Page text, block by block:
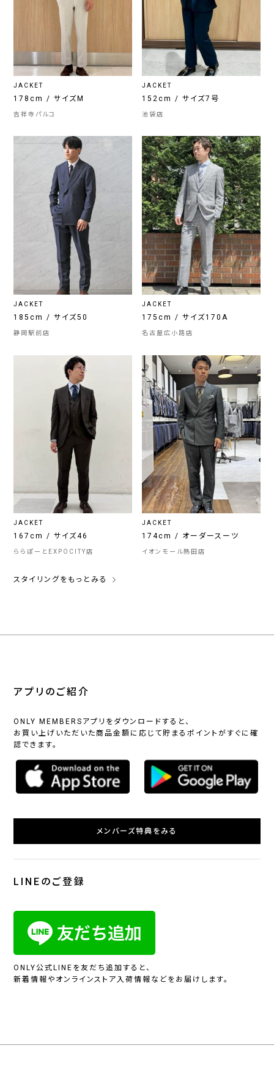
JACKET
178cm / サイズM
吉祥寺パルコ
JACKET
152cm / サイズ7号
池袋店
JACKET
185cm / サイズ50
静岡駅前店
JACKET
175cm / サイズ170A
名古屋広小路店
JACKET
167cm / サイズ46
ららぽーとEXPOCITY店
JACKET
174cm / オーダースーツ
イオンモール熱田店
スタイリングをもっとみる
アプリのご紹介
ONLY MEMBERSアプリをダウンロードすると、
お買い上げいただいた商品金額に応じて貯まるポイントがすぐに確
認できます。
メンバーズ特典をみる
LINEのご登録
ONLY公式LINEを友だち追加すると、
新着情報やオンラインストア入荷情報などをお届けします。